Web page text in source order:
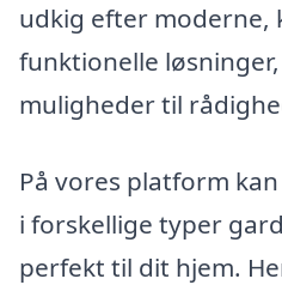
udkig efter moderne,
funktionelle
muligheder til
På vores platform
i forskellige typer
perfekt til dit hjem.